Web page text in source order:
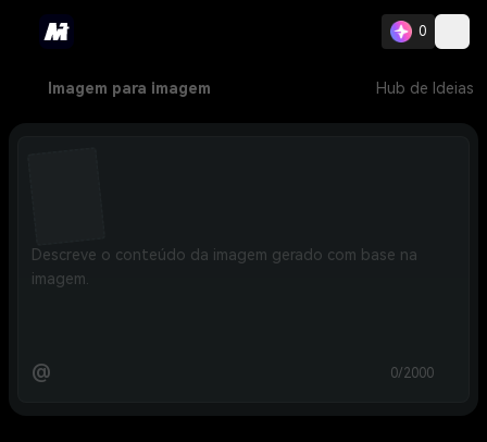
0
Imagem para imagem Hub de Ideias
@ 0/2000